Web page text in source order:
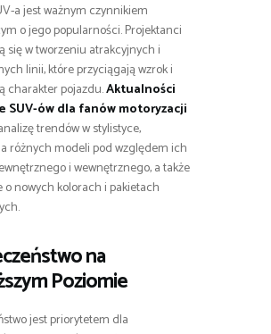
a jest ważnym czynnikiem
o jego popularności. Projektanci
się w tworzeniu atrakcyjnych i
linii, które przyciągają wzrok i
charakter pojazdu.Aktualności
SUV-ów dla fanów motoryzacji
trendów w stylistyce,
różnych modeli pod względem ich
i wewnętrznego, a także
nowych kolorach i pakietach
na
Poziomie
jest priorytetem dla